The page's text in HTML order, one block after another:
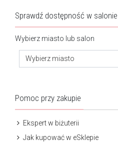
Sprawdź dostępność w salonie
Wybierz miasto lub salon
Wybierz miasto
Pomoc przy zakupie
Ekspert w biżuterii
Jak kupować w eSklepie